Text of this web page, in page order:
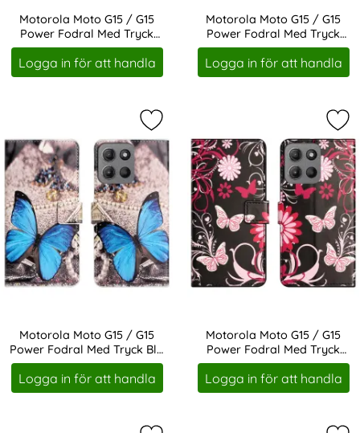
Motorola Moto G15 / G15
Power Fodral Med Tryck
Ugglor
Art. nr 245090
Logga in för att handla
Motorola Moto G15 / G15
Power Fodral Med Tryck
Plommonträd
Art. nr 245091
Logga in för att handla
Motorola Moto G15 / G15
Power Fodral Med Tryck Blå
Fjäril
Art. nr 245092
Logga in för att handla
Markera motorola Moto G15 /
Motorola Moto G15 / G15
Power Fodral Med Tryck
Rosa Fjärilar
Art. nr 245093
Logga in för att handla